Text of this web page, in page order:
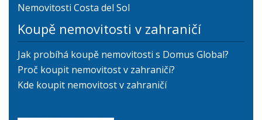
Nemovitosti Costa del Sol
Koupě nemovitosti v zahraničí
Jak probíhá koupě nemovitosti s Domus Global?
Proč koupit nemovitost v zahraničí?
Kde koupit nemovitost v zahraničí